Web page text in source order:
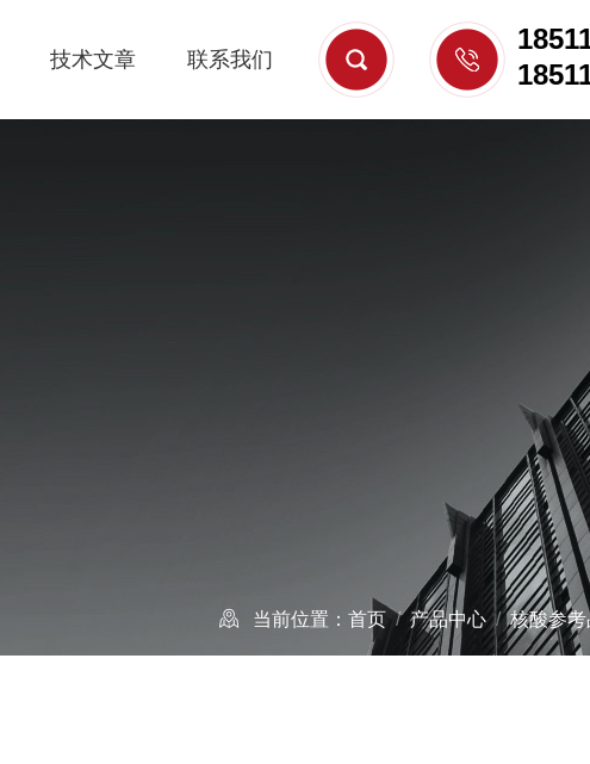
技术文章 联系我们
当前位置： 首页 / 产品中心/核酸参考